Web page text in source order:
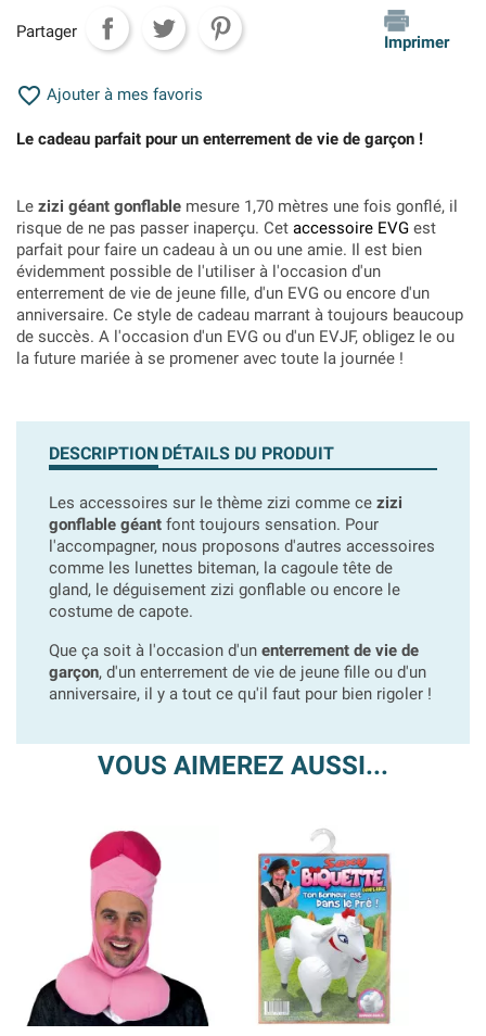
Partager
Imprimer
 Ajouter à mes favoris
Le cadeau parfait pour un enterrement de vie de garçon !
Le zizi géant gonflable mesure 1,70 mètres une fois gonflé, il
risque de ne pas passer inaperçu. Cet accessoire EVG est
parfait pour faire un cadeau à un ou une amie. Il est bien
évidemment possible de l'utiliser à l'occasion d'un
enterrement de vie de jeune fille, d'un EVG ou encore d'un
anniversaire. Ce style de cadeau marrant à toujours beaucoup
de succès. A l'occasion d'un EVG ou d'un EVJF, obligez le ou
la future mariée à se promener avec toute la journée !
DESCRIPTION DÉTAILS DU PRODUIT
Les accessoires sur le thème zizi comme ce zizi
gonflable géant font toujours sensation. Pour
l'accompagner, nous proposons d'autres accessoires
comme les lunettes biteman, la cagoule tête de
gland, le déguisement zizi gonflable ou encore le
costume de capote.
Que ça soit à l'occasion d'un enterrement de vie de
garçon, d'un enterrement de vie de jeune fille ou d'un
anniversaire, il y a tout ce qu'il faut pour bien rigoler !
VOUS AIMEREZ AUSSI...